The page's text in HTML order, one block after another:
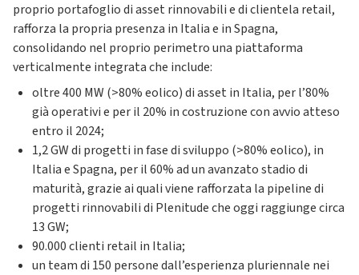
proprio portafoglio di asset rinnovabili e di clientela retail,
rafforza la propria presenza in Italia e in Spagna,
consolidando nel proprio perimetro una piattaforma
verticalmente integrata che include:
oltre 400 MW (>80% eolico) di asset in Italia, per l’80%
già operativi e per il 20% in costruzione con avvio atteso
entro il 2024;
1,2 GW di progetti in fase di sviluppo (>80% eolico), in
Italia e Spagna, per il 60% ad un avanzato stadio di
maturità, grazie ai quali viene rafforzata la pipeline di
progetti rinnovabili di Plenitude che oggi raggiunge circa
13 GW;
90.000 clienti retail in Italia;
un team di 150 persone dall’esperienza pluriennale nei